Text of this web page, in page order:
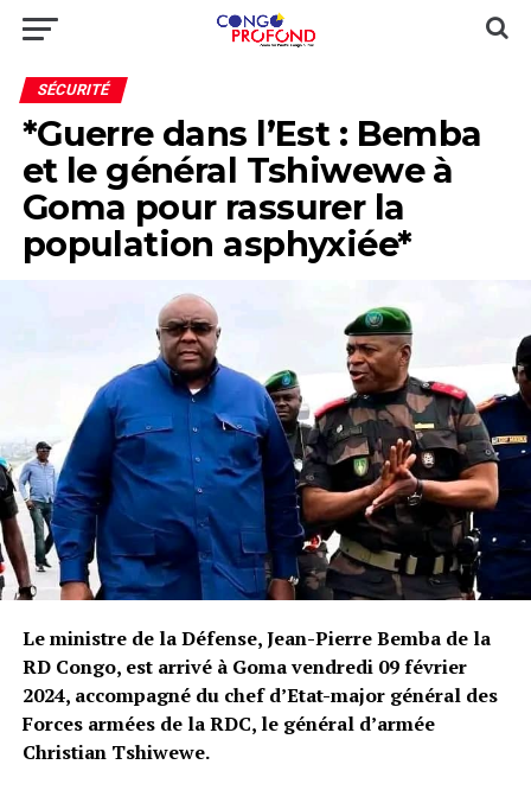
SÉCURITÉ
*Guerre dans l’Est : Bemba
et le général Tshiwewe à
Goma pour rassurer la
population asphyxiée*
Le ministre de la Défense, Jean-Pierre Bemba de la
RD Congo, est arrivé à Goma vendredi 09 février
2024, accompagné du chef d’Etat-major général des
Forces armées de la RDC, le général d’armée
Christian Tshiwewe.